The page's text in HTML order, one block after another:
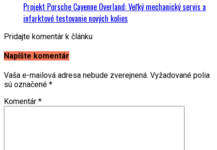
Projekt Porsche Cayenne Overland: Veľký mechanický servis a
infarktové testovanie nových kolies
Pridajte komentár k článku
Napíšte komentár
Vaša e-mailová adresa nebude zverejnená. Vyžadované polia
sú označené *
Komentár *